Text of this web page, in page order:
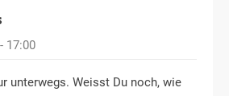
17:00
unterwegs. Weisst Du noch, wie